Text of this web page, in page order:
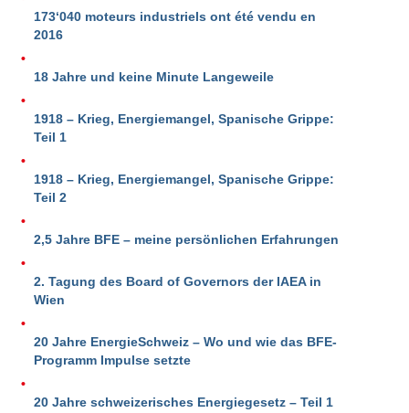
173‘040 moteurs industriels ont été vendu en
2016
18 Jahre und keine Minute Langeweile
1918 – Krieg, Energiemangel, Spanische Grippe:
Teil 1
1918 – Krieg, Energiemangel, Spanische Grippe:
Teil 2
2,5 Jahre BFE – meine persönlichen Erfahrungen
2. Tagung des Board of Governors der IAEA in
Wien
20 Jahre EnergieSchweiz – Wo und wie das BFE-
Programm Impulse setzte
20 Jahre schweizerisches Energiegesetz – Teil 1